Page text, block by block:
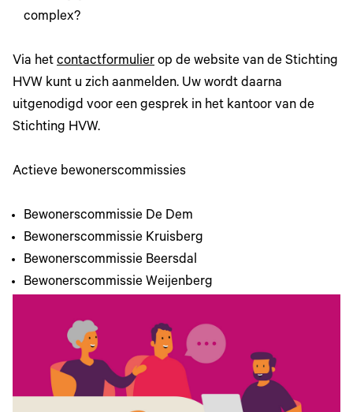
complex?
Via het contactformulier op de website van de Stichting
HVW kunt u zich aanmelden. Uw wordt daarna
uitgenodigd voor een gesprek in het kantoor van de
Stichting HVW.
Actieve bewonerscommissies
Bewonerscommissie De Dem
Bewonerscommissie Kruisberg
Bewonerscommissie Beersdal
Bewonerscommissie Weijenberg